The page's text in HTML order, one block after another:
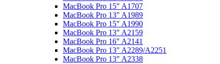
MacBook Pro 15" A1707
MacBook Pro 13" A1989
MacBook Pro 15" A1990
MacBook Pro 13" A2159
MacBook Pro 16" A2141
MacBook Pro 13" A2289/A2251
MacBook Pro 13" A2338